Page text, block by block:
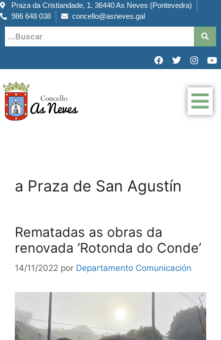
Praza da Cristiandade, 1. 36440 As Neves (Pontevedra)
986 648 038
concello@asneves.gal
a Praza de San Agustín
Rematadas as obras da
renovada ‘Rotonda do Conde’
14/11/2022 por Departamento Comunicación